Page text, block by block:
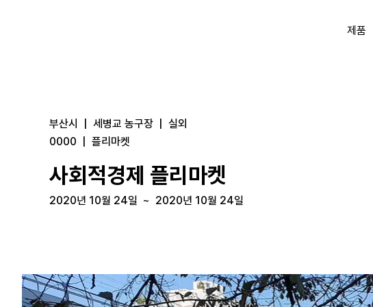
제품
부산시 세병교 농구장
실외
0000
플리마켓
사회적경제 플리마켓
2020년 10월 24일 ~ 2020년 10월 24일